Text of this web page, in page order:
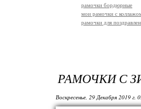
рамочки бордюрные
мои рамочки с
рамочки для
РАМОЧКИ С
Воскресенье, 29 Декабря 2019 г.